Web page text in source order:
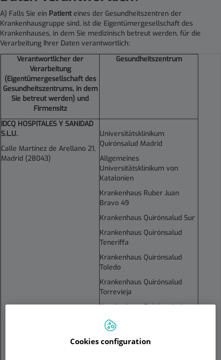
A) Falls Sie ein Patienteines der Gesundheitszentren der
Krankenhausgruppe sind, ist die Eigentümergesellschaft des
Krankenhauses, in dem Sie medizinisch betreut werden, für die
Verarbeitung Ihrer Daten verantwortlich:
Verantwortlicher der
Verarbeitung
(Eigentümergesellschaft des
Gesundheitszentrums, in dem
Sie betreut werden) und
Firmensitz
Gesundheitszentrum
IDCQ HOSPITALES Y SANIDAD
S.L.U.
Calle Martínez de Arellano 21,
Madrid (28043)
Universitätsklinikum
Quirónsalud Madrid
Allgemeines
Universitätsklinikum von
Katalonien
Krankenhaus Ruber Juan
Bravo 49
Krankenhaus Quirónsalud Sur
Krankenhaus Quirónsalud
Teneriffa
Krankenhaus Quirónsalud
Toledo
Krankenhaus Quirónsalud
Torrevieja
Krankenhaus Quirónsalud
Valencia
Krankenhaus Quirónsalud
Vitoria
Cookies configuration